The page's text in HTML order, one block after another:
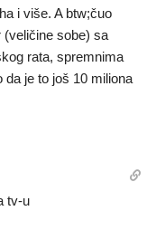
i više. A btw;čuo
sobe) sa
rata, spremnima
je to još 10 miliona
tv-u